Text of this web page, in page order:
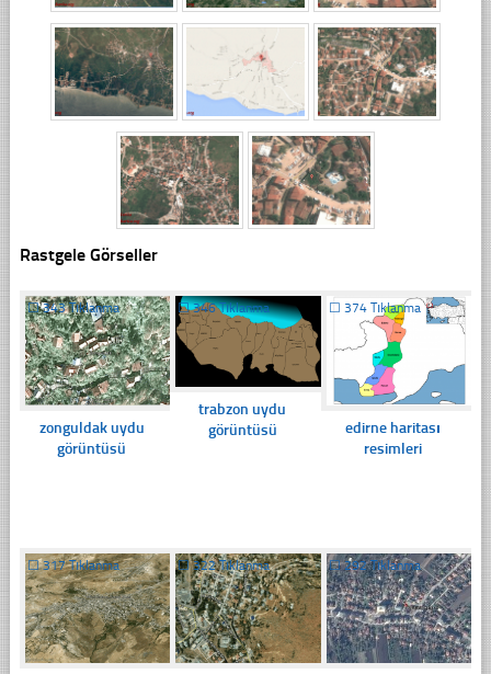
Rastgele Görseller
☐343 Tıklanma
zonguldak uydu
görüntüsü
☐346 Tıklanma
trabzon uydu
görüntüsü
☐ 374 Tıklanma
edirne haritası
resimleri
☐317 Tıklanma ☐322 Tıklanma ☐292 Tıklanma